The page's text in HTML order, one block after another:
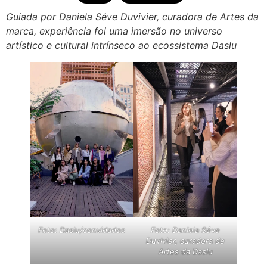
Guiada por Daniela Séve Duvivier, curadora de Artes da
marca, experiência foi uma imersão no universo
artístico e cultural intrínseco ao ecossistema Daslu
Foto: Daslu/convidados
Foto: Daniela Séve
Duvivier, curadora de
Artes da Daslu